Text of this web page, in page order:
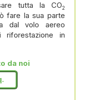
tutta la CO2
fare la sua parte
dal volo aereo
in
da noi